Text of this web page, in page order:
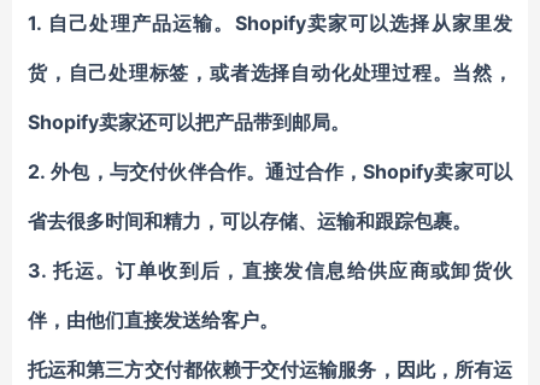
1. 自己处理产品运输。 Shopify卖家可以选择从家里发
货，自己处理标签，或者选择自动化处理过程。 当然，
Shopify卖家还可以把产品带到邮局。
2.外包， 与交付伙伴合作。通过合作，Shopify卖家可以
省去很多时间和精力，可以存储、运输和跟踪包裹。
3.托运。订单收到后，直接发信息给供应商或卸货伙
伴， 由他们直接发送给客户。
托运和第三方交付都依赖于交付运输服务，因此，所有运